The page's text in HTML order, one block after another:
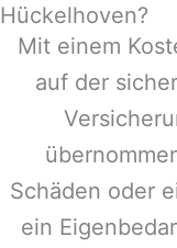
Hückelhoven?
Mit einem
auf der
Schäden oder
ein